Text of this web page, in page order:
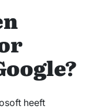
heeft